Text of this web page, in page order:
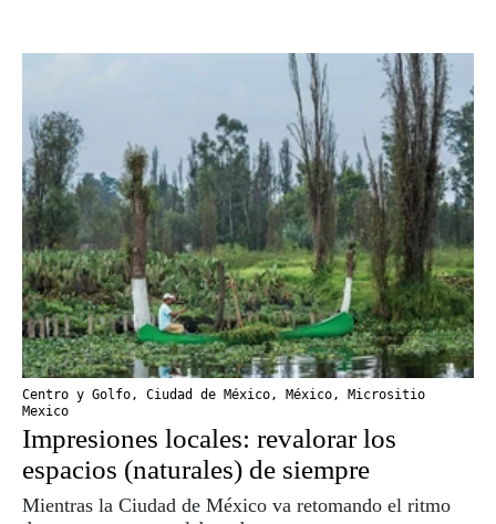
Centro y Golfo, Ciudad de México, México, Micrositio
Mexico
Impresiones locales: revalorar los
espacios (naturales) de siempre
Mientras la Ciudad de México va retomando el ritmo